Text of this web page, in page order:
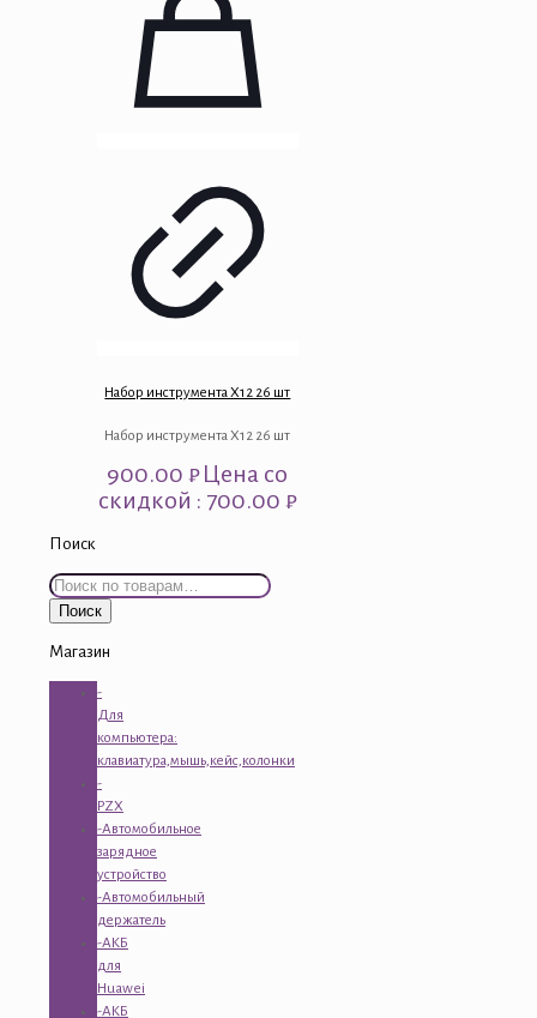
Набор инструмента X12 26 шт
Набор инструмента X12 26 шт
900.00₽Цена со
скидкой : 700.00 ₽
Поиск
Искать:
Поиск
Магазин
-
Для
компьютера:
клавиатура,мышь,кейс,колонки
-
PZX
-Автомобильное
зарядное
устройство
-Автомобильный
держатель
-АКБ
для
Huawei
-АКБ